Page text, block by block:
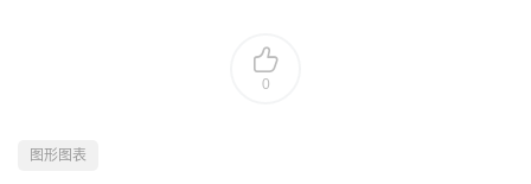
0
图形图表